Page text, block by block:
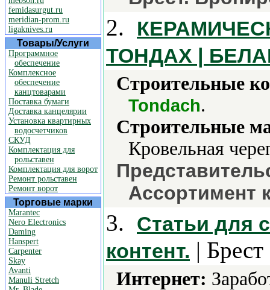
femidasurgut.ru
meridian-prom.ru
ligaknives.ru
Товары/Услуги
Программное
обеспечение
Комплексное
обеспечение
канцтоварами
Поставка бумаги
Доставка канцелярии
Установка квартирных
водосчетчиков
СКУД
Комплектация для
рольставен
Комплектация для ворот
Ремонт рольставен
Ремонт ворот
Торговые марки
Marantec
Nero Electronics
Daming
Hanspert
Carpenter
Skay
Avanti
Manuli Stretch
2.
ТОНДАХ |
Строительные
Tondach.
Строительные
Кровельная
Ассортимент
3.
Статьи для
контент. |
Интернет: